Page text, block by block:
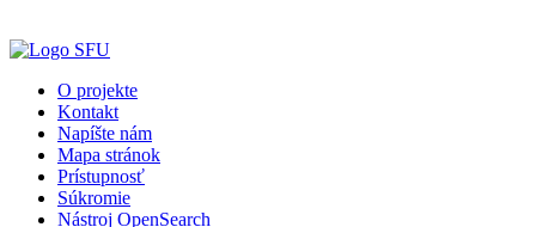
O projekte
Kontakt
Napíšte nám
Mapa stránok
Prístupnosť
Súkromie
Nástroj OpenSearch